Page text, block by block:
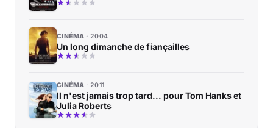
CINÉMA 2004
Un long dimanche de fiançailles
CINÉMA 2011
Il n'est jamais trop tard... pour Tom Hanks et
Julia Roberts